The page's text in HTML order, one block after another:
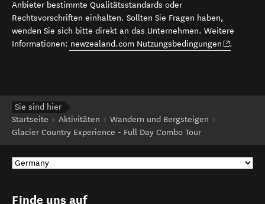
Anbieter bestimmte Qualitätsstandards oder
Rechtsvorschriften einhalten. Sollten Sie Fragen haben,
wenden Sie sich bitte direkt an das Unternehmen. Weitere
Informationen: newzealand.com Nutzungsbedingungen (opens in
.
Sie sind hier
Startseite
Aktivitäten
Wandern und Bergsteigen
Glacier Country Experience - Full Day Combo Tour
Finde uns auf